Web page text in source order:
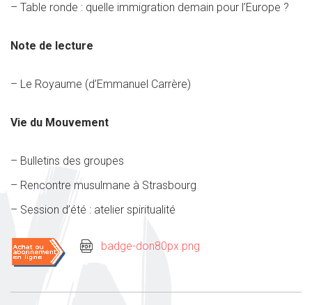
– Table ronde : quelle immigration demain pour l’Europe ?
Note de lecture
– Le Royaume (d’Emmanuel Carrère)
Vie du Mouvement
– Bulletins des groupes
– Rencontre musulmane à Strasbourg
– Session d’été : atelier spiritualité
badge-don80px.png